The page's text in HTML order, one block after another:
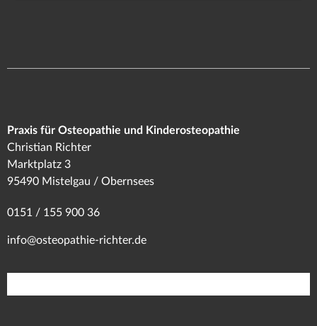
Praxis für Osteopathie und Kinderosteopathie
Christian Richter
Marktplatz 3
95490 Mistelgau / Obernsees
0151 / 155 900 36
info@osteopathie-richter.de